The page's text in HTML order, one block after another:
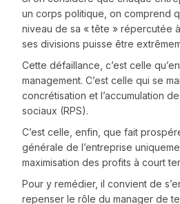
un corps politique, on comprend
niveau de sa « tête » répercutée
ses divisions puisse être
Cette défaillance, c’est celle
management. C’est celle qui se
concrétisation et l’accumulation
sociaux (RPS).
C’est celle, enfin, que fait
générale de l’entreprise
maximisation des profits à court
Pour y remédier, il convient de
repenser le rôle du manager de